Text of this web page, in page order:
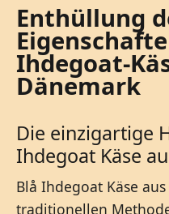
Enthüllung
Ihdegoat-
Dänemark
Die einzigartige
Ihdegoat Käse
Blå Ihdegoat Käse
traditionellen